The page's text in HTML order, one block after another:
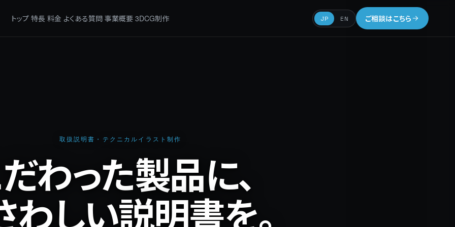
トップ 特長 料金 よくある質問 事業概要 3DCG制作 JP EN ご相談はこちら
取扱説明書・テクニカルイラスト制作
わった製品に、
わしい説明書を。